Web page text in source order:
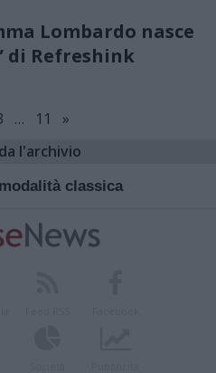
Lombardo nasce
di Refreshink
… 11
»
l'archivio
classica